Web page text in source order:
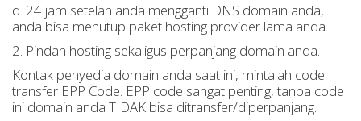
d. 24 jam setelah anda mengganti DNS domain anda,
anda bisa menutup paket hosting provider lama anda.
2. Pindah hosting sekaligus perpanjang domain anda.
Kontak penyedia domain anda saat ini, mintalah code
transfer EPP Code. EPP code sangat penting, tanpa code
ini domain anda TIDAK bisa ditransfer/diperpanjang.